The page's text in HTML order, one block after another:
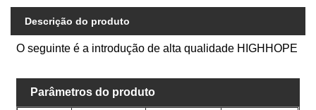
Descrição do produto
O seguinte é a introdução de alta qualidade HIGHHOPE
Parâmetros do produto